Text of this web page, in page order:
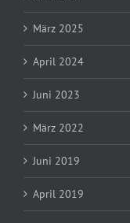
März 2025
April 2024
Juni 2023
März 2022
Juni 2019
April 2019